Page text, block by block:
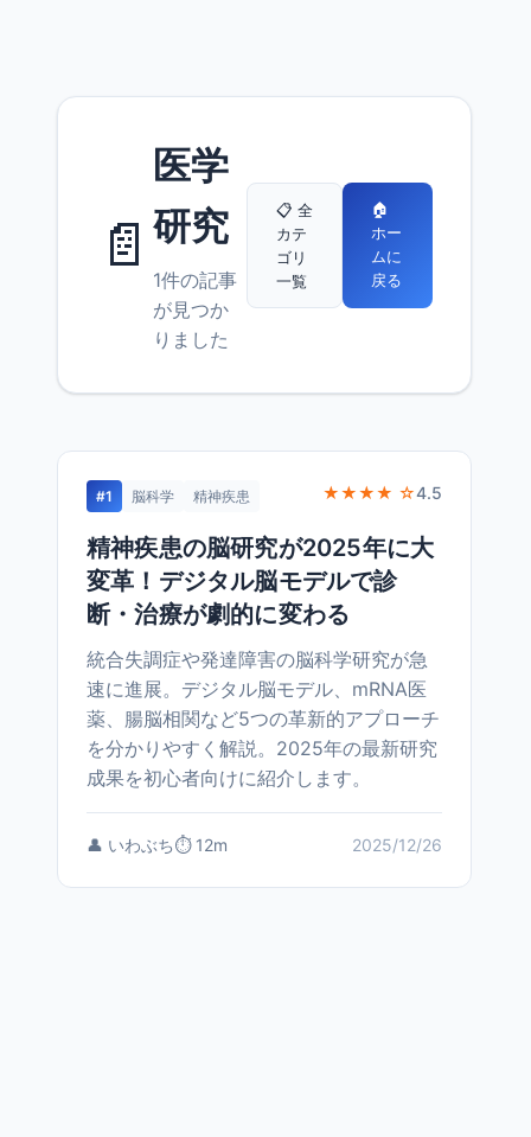
📄
医学
研究
1件の記事
が見つか
りました
📋 全
カテ
ゴリ
一覧
🏠
ホー
ムに
戻る
#1 脳科学 精神疾患 ★★★★ ☆4.5
精神疾患の脳研究が2025年に大
変革！デジタル脳モデルで診
断・治療が劇的に変わる
統合失調症や発達障害の脳科学研究が急
速に進展。デジタル脳モデル、mRNA医
薬、腸脳相関など5つの革新的アプローチ
を分かりやすく解説。2025年の最新研究
成果を初心者向けに紹介します。
👤 いわぶち⏱️ 12m 2025/12/26